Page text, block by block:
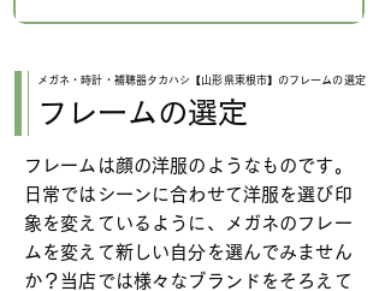
メガネ・時計・補聴器タカハシ【山形県東根市】のフレームの選定
フレームの選定
フレームは顔の洋服のようなものです。
日常ではシーンに合わせて洋服を選び印
象を変えているように、メガネのフレー
ムを変えて新しい自分を選んでみません
か？当店では様々なブランドをそろえて